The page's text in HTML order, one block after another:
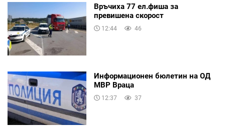
Връчиха 77 ел.фиша за
превишена скорост
12:44 46
Информационен бюлетин на ОД
МВР Враца
12:37 37